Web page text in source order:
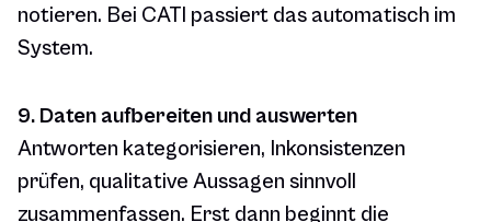
notieren. Bei CATI passiert das automatisch im
System.
9. Daten aufbereiten und auswerten
Antworten kategorisieren, Inkonsistenzen
prüfen, qualitative Aussagen sinnvoll
zusammenfassen. Erst dann beginnt die